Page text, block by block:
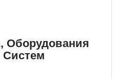
Оборудования